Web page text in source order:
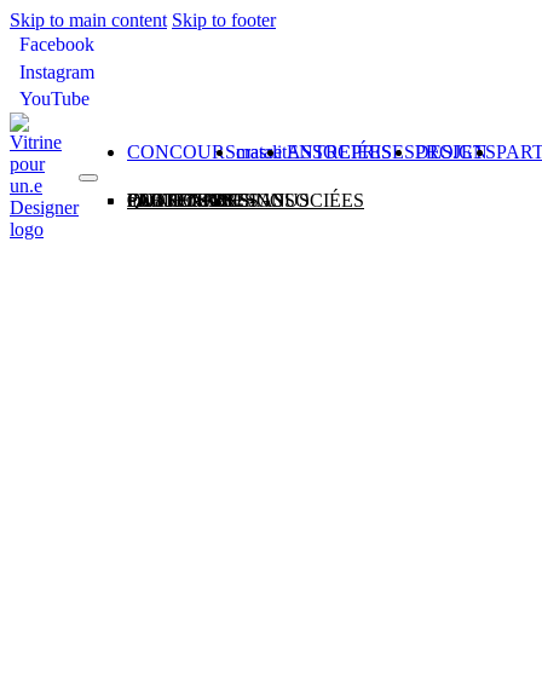
Skip to main content Skip to footer
Facebook
Instagram
YouTube
CONCOURSmatali crassetENTREPRISES ASSOCIÉES PROJETS DESIGN
CONCOURS
matali crasset
ENTREPRISES ASSOCIÉES
PROJETS DESIGN
PARTENAIRES
QUI SOMMES-NOUS